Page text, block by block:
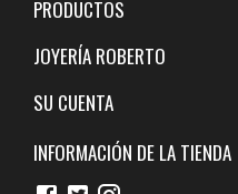
PRODUCTOS
JOYERÍA ROBERTO
SU CUENTA
INFORMACIÓN DE LA TIENDA